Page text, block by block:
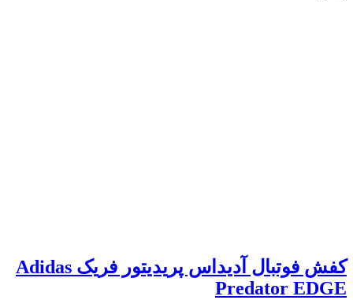
کفش فوتبال آدیداس پریدیتور فریک Adidas
Predator EDGE